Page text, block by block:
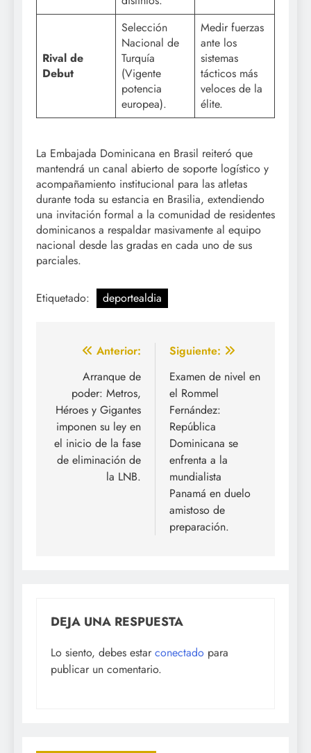
Rival de
Debut
Selección
Nacional de
Turquía
(Vigente
potencia
europea).
Medir fuerzas
ante los
sistemas
tácticos más
veloces de la
élite.
La Embajada Dominicana en Brasil reiteró que
mantendrá un canal abierto de soporte logístico y
acompañamiento institucional para las atletas
durante toda su estancia en Brasilia, extendiendo
una invitación formal a la comunidad de residentes
dominicanos a respaldar masivamente al equipo
nacional desde las gradas en cada uno de sus
parciales.
Etiquetado: deportealdia
Navegación
entradas
Anterior:
Arranque de
poder: Metros,
Héroes y Gigantes
imponen su ley en
el inicio de la fase
de eliminación de
la LNB.
Siguiente:
Examen de nivel en
el Rommel
Fernández:
República
Dominicana se
enfrenta a la
mundialista
Panamá en duelo
amistoso de
preparación.
DEJA UNA RESPUESTA
Lo siento, debes estar conectado para
publicar un comentario.